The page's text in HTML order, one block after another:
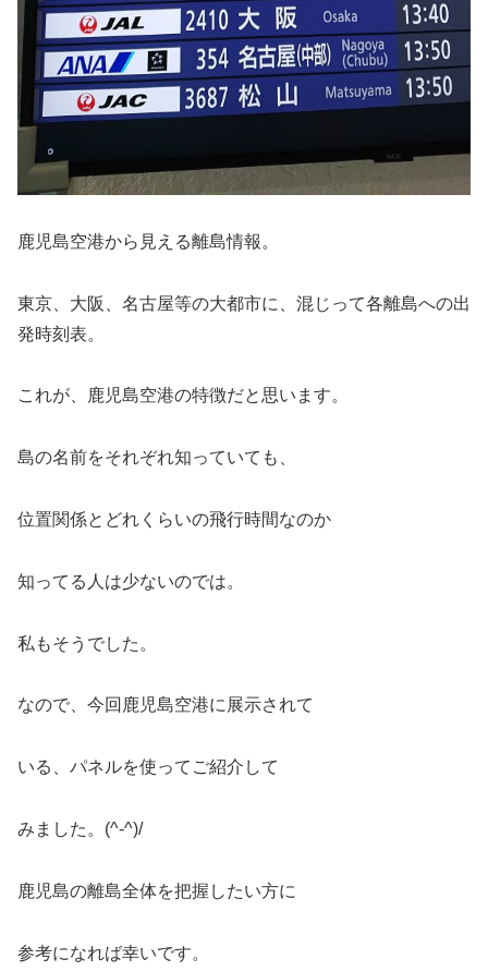
鹿児島空港から見える離島情報。
東京、大阪、名古屋等の大都市に、混じって各離島への出
発時刻表。
これが、鹿児島空港の特徴だと思います。
島の名前をそれぞれ知っていても、
位置関係とどれくらいの飛行時間なのか
知ってる人は少ないのでは。
私もそうでした。
なので、今回鹿児島空港に展示されて
いる、パネルを使ってご紹介して
みました。(^-^)/
鹿児島の離島全体を把握したい方に
参考になれば幸いです。